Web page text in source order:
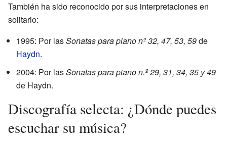
También ha sido reconocido por sus interpretaciones en
solitario:
1995: Por lasSonatas para piano nº 32, 47, 53, 59de
Haydn.
2004: Por lasSonatas para piano n.º 29, 31, 34, 35 y 49
de Haydn.
Discografía selecta: ¿Dónde puedes
escuchar su música?